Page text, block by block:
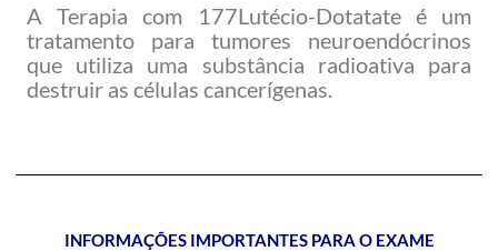
A Terapia com 177Lutécio-Dotatate é um
tratamento para tumores neuroendócrinos
que utiliza uma substância radioativa para
destruir as células cancerígenas.
INFORMAÇÕES IMPORTANTES PARA O EXAME